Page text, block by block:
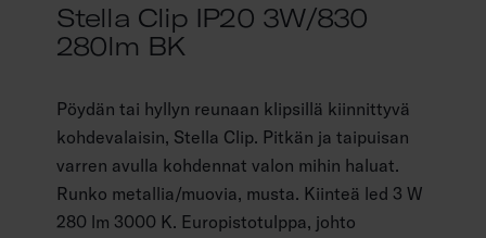
Stella Clip IP20 3W/830
280lm BK
Pöydän tai hyllyn reunaan klipsillä kiinnittyvä
kohdevalaisin, Stella Clip. Pitkän ja taipuisan
varren avulla kohdennat valon mihin haluat.
Runko metallia/muovia, musta. Kiinteä led 3 W
280 lm 3000 K. Europistotulppa, johto